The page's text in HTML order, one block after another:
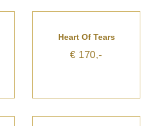
Heart Of Tears
€ 170,-